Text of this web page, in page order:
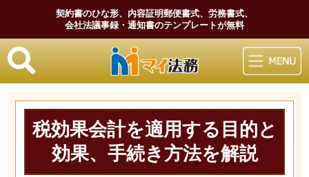
契約書のひな形、内容証明郵便書式、労務書式、
会社法議事録・通知書のテンプレートが無料
マイ法務
税効果会計を適用する目的と
効果、手続き方法を解説